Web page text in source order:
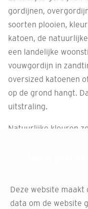
gordijnen,
soorten plooien,
katoen, de
een landelijke
vouwgordijn in
oversized katoenen
op de grond hangt.
uitstraling.
Natuurlijke kleuren
Deze website maakt
data om de website